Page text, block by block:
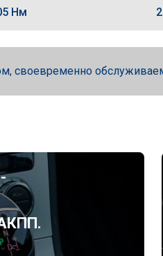
Нм
своевременно